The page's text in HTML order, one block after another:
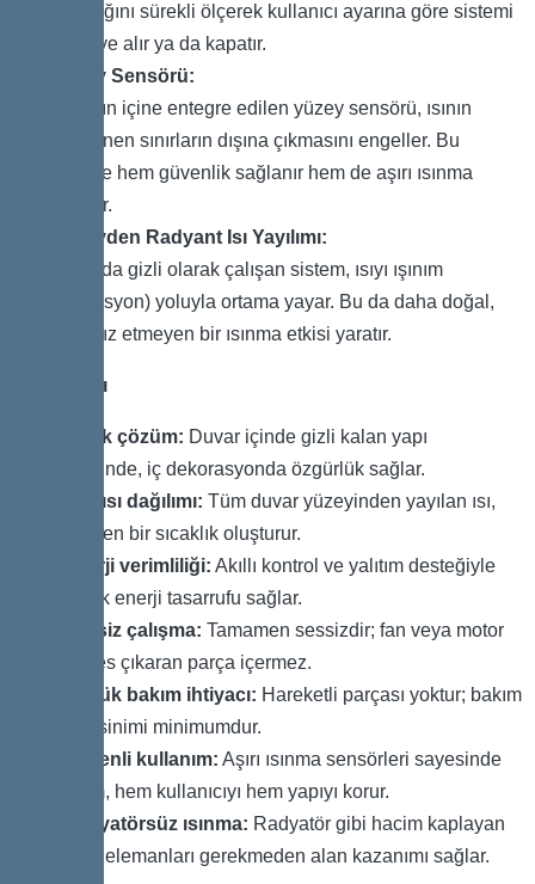
sıcaklığını sürekli ölçerek kullanıcı ayarına göre sistemi
devreye alır ya da kapatır.
Yüzey Sensörü:
Duvarın içine entegre edilen yüzey sensörü, ısının
belirlenen sınırların dışına çıkmasını engeller. Bu
sayede hem güvenlik sağlanır hem de aşırı ısınma
önlenir.
Yüzeyden Radyant Isı Yayılımı:
Duvarda gizli olarak çalışan sistem, ısıyı ışınım
(radyasyon) yoluyla ortama yayar. Bu da daha doğal,
rahatsız etmeyen bir ısınma etkisi yaratır.
Avantajları
Estetik çözüm: Duvar içinde gizli kalan yapı
sayesinde, iç dekorasyonda özgürlük sağlar.
Eşit ısı dağılımı: Tüm duvar yüzeyinden yayılan ısı,
homojen bir sıcaklık oluşturur.
Enerji verimliliği: Akıllı kontrol ve yalıtım desteğiyle
yüksek enerji tasarrufu sağlar.
Sessiz çalışma: Tamamen sessizdir; fan veya motor
gibi ses çıkaran parça içermez.
Düşük bakım ihtiyacı: Hareketli parçası yoktur; bakım
gereksinimi minimumdur.
Güvenli kullanım: Aşırı ısınma sensörleri sayesinde
sistem, hem kullanıcıyı hem yapıyı korur.
Radyatörsüz ısınma: Radyatör gibi hacim kaplayan
ısıtma elemanları gerekmeden alan kazanımı sağlar.